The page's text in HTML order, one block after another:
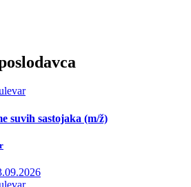
suvih sastojaka (m/ž)